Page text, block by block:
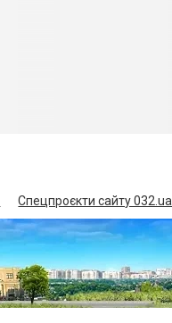
Спецпроєкти сайту 032.ua